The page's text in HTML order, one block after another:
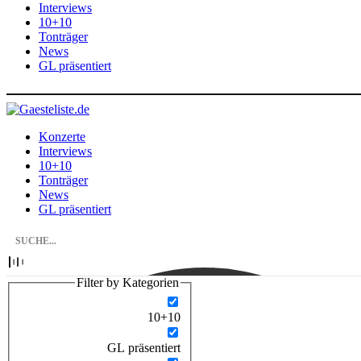
Interviews
10+10
Tonträger
News
GL präsentiert
Konzerte
Interviews
10+10
Tonträger
News
GL präsentiert
Filter by Kategorien
10+10
GL präsentiert